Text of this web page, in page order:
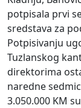
potpisala prvi
sredstava za
Potpisivanju
Tuzlanskog
direktorima
naredne
3.050.000 KM